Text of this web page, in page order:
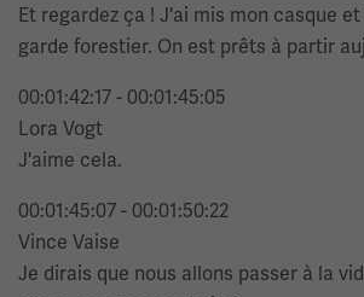
Et regardez ça ! J'ai mis mon casque
garde forestier. On est prêts à partir
00:01:42:17 - 00:01:45:05
Lora Vogt
J'aime cela.
00:01:45:07 - 00:01:50:22
Vince Vaise
Je dirais que nous allons passer à la